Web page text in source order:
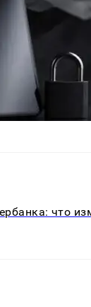
что